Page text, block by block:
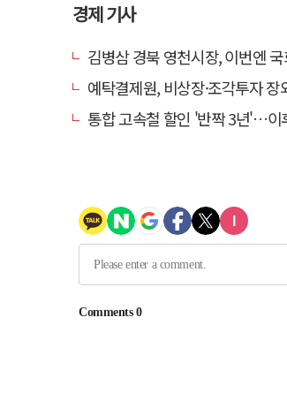
경제 기사
김병삼 경북 영천시장, 이번엔 국회 공략…'마사
예탁결제원, 비상장·조각투자 장외거래 청
통합 고속철 할인 '반짝 3년'…이